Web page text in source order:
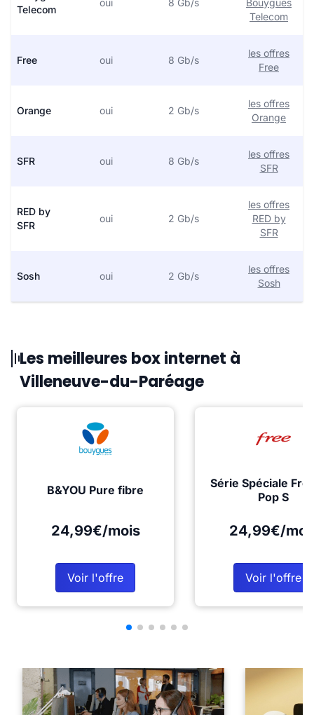
Telecom
oui 8 Gb/s
Bouygues
Telecom
Free oui 8 Gb/s
les offres
Free
Orange oui 2 Gb/s
les offres
Orange
SFR oui 8 Gb/s
les offres
SFR
RED by
SFR
oui 2 Gb/s
les offres
RED by
SFR
Sosh oui 2 Gb/s
les offres
Sosh
Les meilleures box internet à
Villeneuve-du-Paréage
B&YOU Pure fibre
24,99€/mois
Voir l'offre
Série Spéciale
Pop S
24,99€/
Voir l'offre